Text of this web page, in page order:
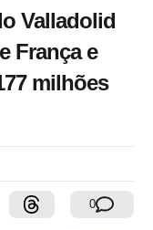
Valladolid
França e
milhões
0